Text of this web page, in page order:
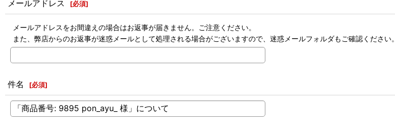
メールアドレス [必須]
メールアドレスをお間違えの場合はお返事が届きません。ご注意ください。
また、弊店からのお返事が迷惑メールとして処理される場合がございますので、迷惑メールフォルダもご確認ください。
件名 [必須]